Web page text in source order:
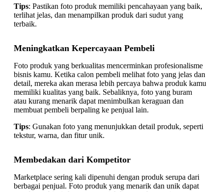
Tips: Pastikan foto produk memiliki pencahayaan yang baik,
terlihat jelas, dan menampilkan produk dari sudut yang
terbaik.
Meningkatkan Kepercayaan Pembeli
Foto produk yang berkualitas mencerminkan profesionalisme
bisnis kamu. Ketika calon pembeli melihat foto yang jelas dan
detail, mereka akan merasa lebih percaya bahwa produk kamu
memiliki kualitas yang baik. Sebaliknya, foto yang buram
atau kurang menarik dapat menimbulkan keraguan dan
membuat pembeli berpaling ke penjual lain.
Tips: Gunakan foto yang menunjukkan detail produk, seperti
tekstur, warna, dan fitur unik.
Membedakan dari Kompetitor
Marketplace sering kali dipenuhi dengan produk serupa dari
berbagai penjual. Foto produk yang menarik dan unik dapat